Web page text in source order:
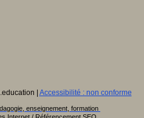
| Accessibilité : non conforme
enseignement, formation